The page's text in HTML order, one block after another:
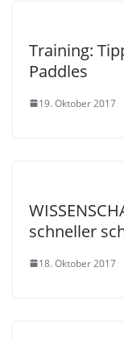
Training:
Paddles
19. Oktober 2017
schneller
18. Oktober 2017